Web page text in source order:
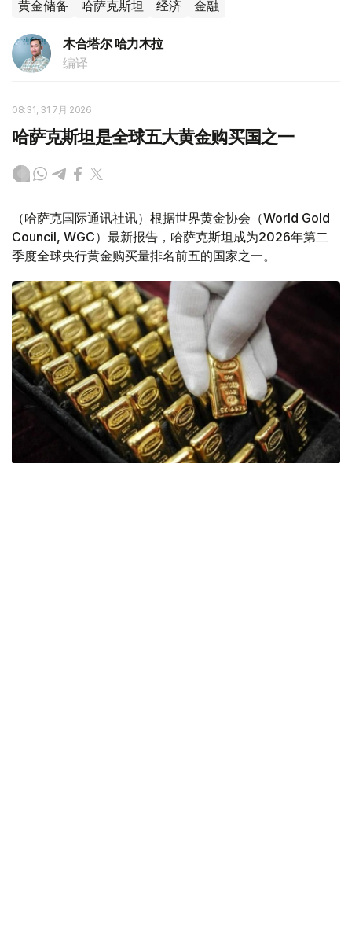
黄金储备 哈萨克斯坦 经济 金融
木合塔尔 哈力木拉
编译
08:31, 31 7月 2026
哈萨克斯坦是全球五大黄金购买国之一
（哈萨克国际通讯社讯）根据世界黄金协会（World Gold
Council, WGC）最新报告，哈萨克斯坦成为2026年第二
季度全球央行黄金购买量排名前五的国家之一。